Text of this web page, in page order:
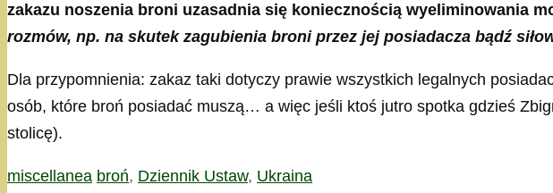
zakazu noszenia broni uzasadnia się koniecznością wyeliminowania
rozmów, np. na skutek zagubienia broni przez jej posiadacza bądź
Dla przypomnienia: zakaz taki dotyczy prawie wszystkich legalnych
osób, które broń posiadać muszą… a więc jeśli ktoś jutro spotka gdzieś
stolicę).
Kategorie
miscellanea Tagi
broń, Dziennik Ustaw, Ukraina